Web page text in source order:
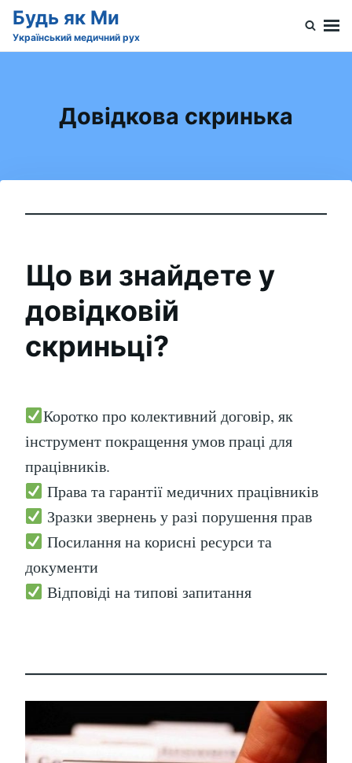
SkipSearch
for:
Будь як Ми
Український медичний рух
Довідкова скринька
Що ви знайдете у
довідковій
скриньці?
Коротко про колективний договір, як
інструмент покращення умов праці для
працівників.
Права та гарантії медичних працівників
Зразки звернень у разі порушення прав
Посилання на корисні ресурси та
документи
Відповіді на типові запитання